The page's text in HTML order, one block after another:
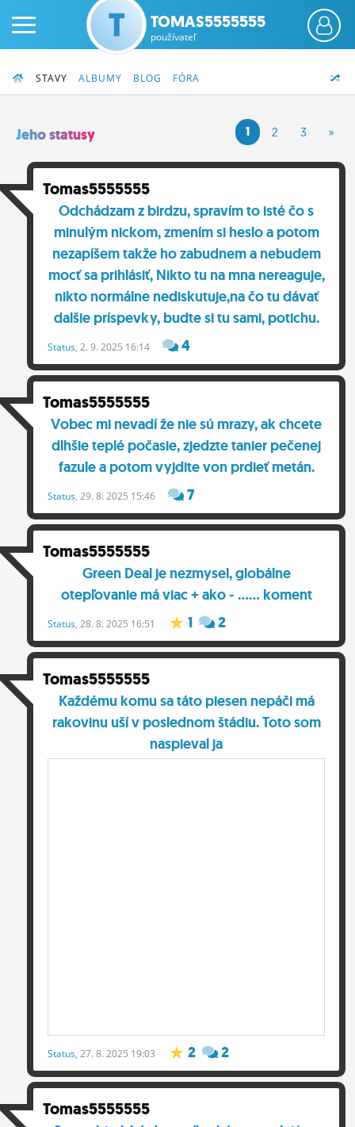
PRIHLÁS SA
ČINŽIAK
FÓRUM
STATUSY
BLOGY
OBRÁZKY
ĽUDIA
MÔJ PROFIL
NASTAVENIA
ROLETA
TOMAS5555555
používateľ
STAVY ALBUMY BLOG FÓRA
Jeho statusy 1 2 3 »
Tomas5555555
Odchádzam z birdzu, spravím to isté čo s
minulým nickom, zmením si heslo a potom
nezapíšem takže ho zabudnem a nebudem
mocť sa prihlásiť, Nikto tu na mna nereaguje,
nikto normálne nediskutuje,na čo tu dávať
dalšie príspevky, budte si tu sami, potichu.
Status, 2. 9. 2025 16:14 4
Tomas5555555
Vobec mi nevadí že nie sú mrazy, ak chcete
dlhšie teplé počasie, zjedzte tanier pečenej
fazule a potom vyjdite von prdieť metán.
Status, 29. 8. 2025 15:46 7
Tomas5555555
Green Deal je nezmysel, globálne
otepľovanie má viac + ako - ...... koment
Status, 28. 8. 2025 16:51 1 2
Tomas5555555
Každému komu sa táto piesen nepáči má
rakovinu uší v poslednom štádiu. Toto som
naspieval ja
Status, 27. 8. 2025 15:27 4
Tomas5555555
@lejla32Mas depku preto lebo nemas v